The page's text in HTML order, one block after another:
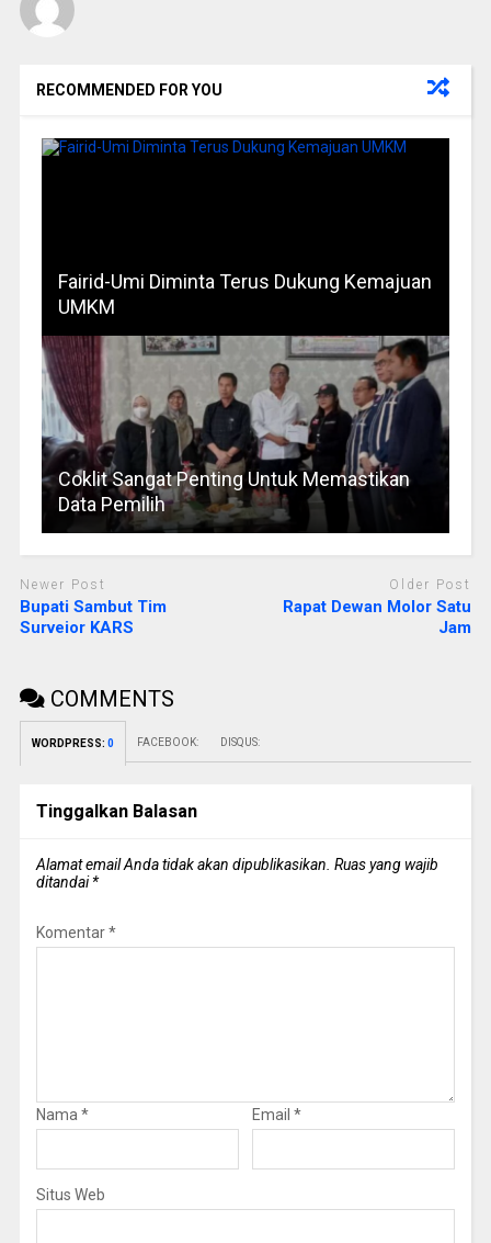
RECOMMENDED FOR YOU
Fairid-Umi Diminta Terus Dukung Kemajuan
UMKM
Coklit Sangat Penting Untuk Memastikan
Data Pemilih
Newer Post
Bupati Sambut Tim
Surveior KARS
Older Post
Rapat Dewan Molor Satu
Jam
COMMENTS
WORDPRESS: 0 FACEBOOK: DISQUS:
Tinggalkan Balasan
Alamat email Anda tidak akan dipublikasikan. Ruas yang wajib
ditandai*
Komentar*
Nama * Email *
Situs Web